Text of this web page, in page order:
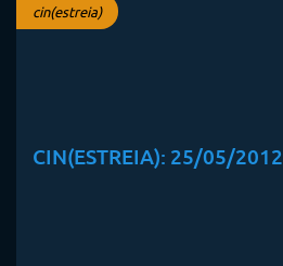
cin(estreia)
CIN(ESTREIA): 25/05/2012